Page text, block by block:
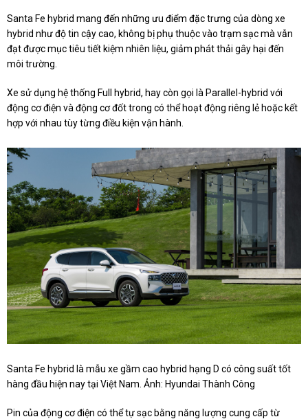
Santa Fe hybrid mang đến những ưu điểm đặc trưng của dòng xe
hybrid như độ tin cậy cao, không bị phụ thuộc vào trạm sạc mà vẫn
đạt được mục tiêu tiết kiệm nhiên liệu, giảm phát thải gây hại đến
môi trường.
Xe sử dụng hệ thống Full hybrid, hay còn gọi là Parallel-hybrid với
động cơ điện và động cơ đốt trong có thể hoạt động riêng lẻ hoặc kết
hợp với nhau tùy từng điều kiện vận hành.
Santa Fe hybrid là mẫu xe gầm cao hybrid hạng D có công suất tốt
hàng đầu hiện nay tại Việt Nam. Ảnh: Hyundai Thành Công
Pin của động cơ điện có thể tự sạc bằng năng lượng cung cấp từ